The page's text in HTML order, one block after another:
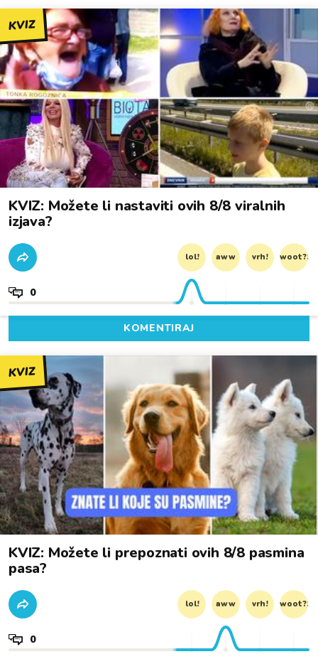
KVIZ
KVIZ: Možete li nastaviti ovih 8/8 viralnih
izjava?
lol! aww vrh! woot?!
0
KOMENTIRAJ
KVIZ
KVIZ: Možete li prepoznati ovih 8/8 pasmina
pasa?
lol! aww vrh! woot?!
0